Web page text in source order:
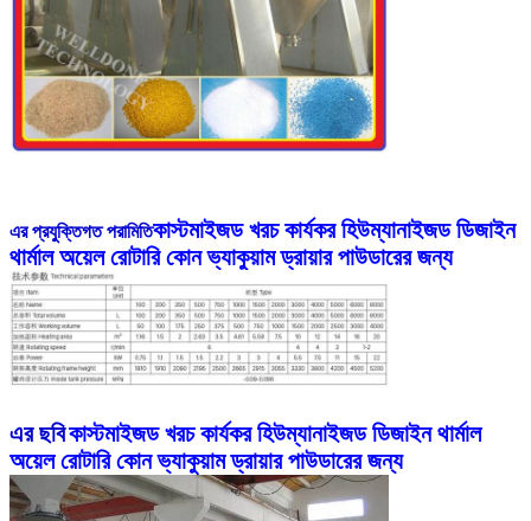
এর প্রযুক্তিগত পরামিতিকাস্টমাইজড খরচ কার্যকর হিউম্যানাইজড ডিজাইন
থার্মাল অয়েল রোটারি কোন ভ্যাকুয়াম ড্রায়ার পাউডারের জন্য
এর ছবিকাস্টমাইজড খরচ কার্যকর হিউম্যানাইজড ডিজাইন থার্মাল
অয়েল রোটারি কোন ভ্যাকুয়াম ড্রায়ার পাউডারের জন্য